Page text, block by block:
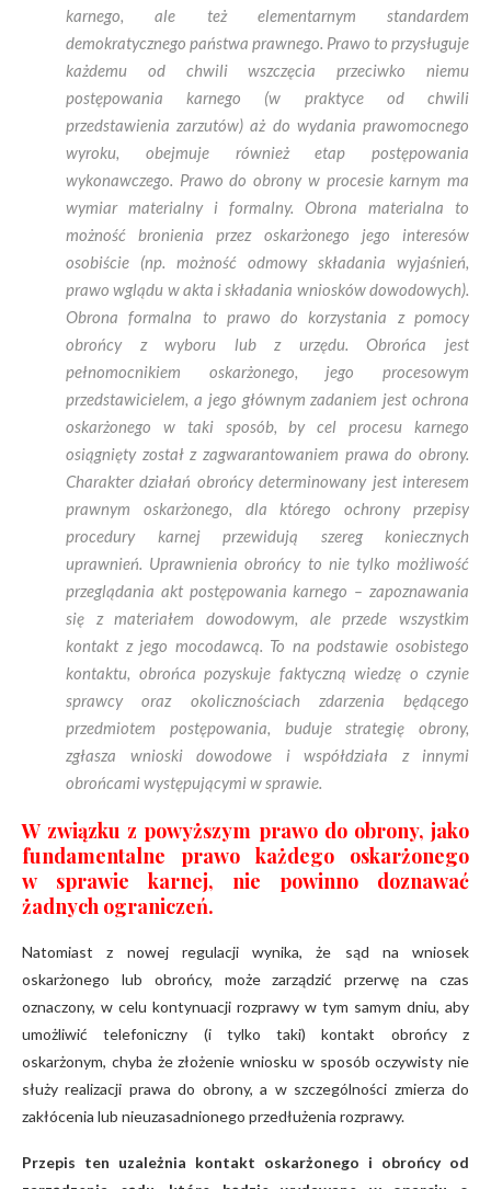
karnego, ale też elementarnym standardem
demokratycznego państwa prawnego. Prawo to przysługuje
każdemu od chwili wszczęcia przeciwko niemu
postępowania karnego (w praktyce od chwili
przedstawienia zarzutów) aż do wydania prawomocnego
wyroku, obejmuje również etap postępowania
wykonawczego. Prawo do obrony w procesie karnym ma
wymiar materialny i formalny. Obrona materialna to
możność bronienia przez oskarżonego jego interesów
osobiście (np. możność odmowy składania wyjaśnień,
prawo wglądu w akta i składania wniosków dowodowych).
Obrona formalna to prawo do korzystania z pomocy
obrońcy z wyboru lub z urzędu. Obrońca jest
pełnomocnikiem oskarżonego, jego procesowym
przedstawicielem, a jego głównym zadaniem jest ochrona
oskarżonego w taki sposób, by cel procesu karnego
osiągnięty został z zagwarantowaniem prawa do obrony.
Charakter działań obrońcy determinowany jest interesem
prawnym oskarżonego, dla którego ochrony przepisy
procedury karnej przewidują szereg koniecznych
uprawnień. Uprawnienia obrońcy to nie tylko możliwość
przeglądania akt postępowania karnego – zapoznawania
się z materiałem dowodowym, ale przede wszystkim
kontakt z jego mocodawcą. To na podstawie osobistego
kontaktu, obrońca pozyskuje faktyczną wiedzę o czynie
sprawcy oraz okolicznościach zdarzenia będącego
przedmiotem postępowania, buduje strategię obrony,
zgłasza wnioski dowodowe i współdziała z innymi
obrońcami występującymi w sprawie.
W związku z powyższym prawo do obrony, jako
fundamentalne prawo każdego oskarżonego
w sprawie karnej, nie powinno doznawać
żadnych ograniczeń.
Natomiast z nowej regulacji wynika, że sąd na wniosek
oskarżonego lub obrońcy, może zarządzić przerwę na czas
oznaczony, w celu kontynuacji rozprawy w tym samym dniu, aby
umożliwić telefoniczny (i tylko taki) kontakt obrońcy z
oskarżonym, chyba że złożenie wniosku w sposób oczywisty nie
służy realizacji prawa do obrony, a w szczególności zmierza do
zakłócenia lub nieuzasadnionego przedłużenia rozprawy.
Przepis ten uzależnia kontakt oskarżonego i obrońcy od